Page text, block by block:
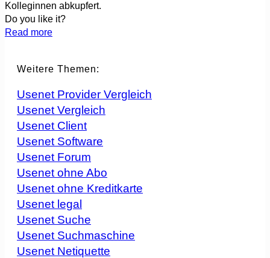
Kolleginnen abkupfert.
Do you like it?
Read more
Weitere Themen:
Usenet Provider Vergleich
Usenet Vergleich
Usenet Client
Usenet Software
Usenet Forum
Usenet ohne Abo
Usenet ohne Kreditkarte
Usenet legal
Usenet Suche
Usenet Suchmaschine
Usenet Netiquette